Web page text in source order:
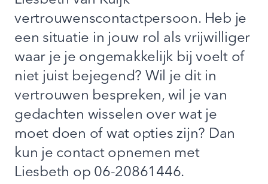
vertrouwenscontactpersoon. Heb je
een situatie in jouw rol als vrijwilliger
waar je je ongemakkelijk bij voelt of
niet juist bejegend? Wil je dit in
vertrouwen bespreken, wil je van
gedachten wisselen over wat je
moet doen of wat opties zijn? Dan
kun je contact opnemen met
Liesbeth op 06-20861446.